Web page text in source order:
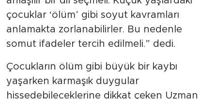
anlaşılır bir dil seçmeli. Küçük yaşlardaki
çocuklar ‘ölüm’ gibi soyut kavramları
anlamakta zorlanabilirler. Bu nedenle
Çocukların ölüm gibi büyük bir kaybı
yaşarken karmaşık duygular